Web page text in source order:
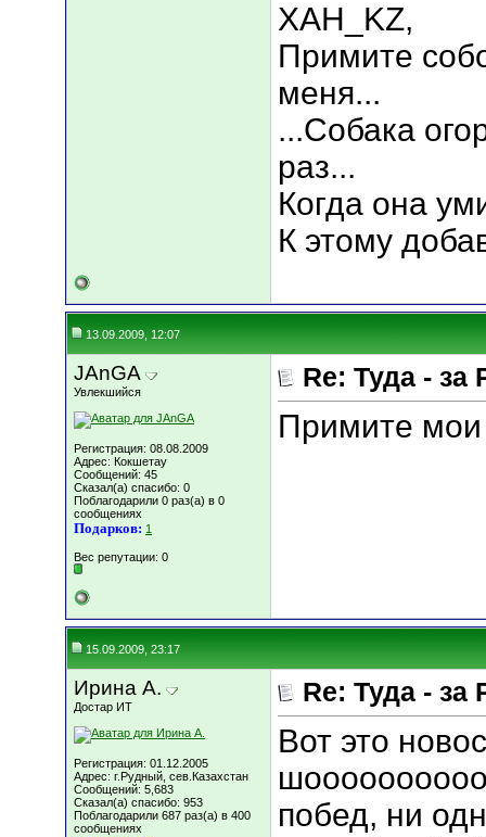
XAH_KZ,
Примите
меня...
...Собака
раз...
Когда она
К этому
13.09.2009, 12:07
JAnGA
Увлекшийся
Регистрация: 08.08.2009
Адрес: Кокшетау
Сообщений: 45
Сказал(а) спасибо: 0
Поблагодарили 0 раз(а) в 0
сообщениях
Подарков: 1
Вес репутации: 0
Re: Туда - за
Примите мои
15.09.2009, 23:17
Ирина А.
Достар ИТ
Регистрация: 01.12.2005
Адрес: г.Рудный, сев.Казахстан
Сообщений: 5,683
Сказал(а) спасибо: 953
Поблагодарили 687 раз(а) в 400
сообщениях
Re: Туда - за
Вот это
побед, ни